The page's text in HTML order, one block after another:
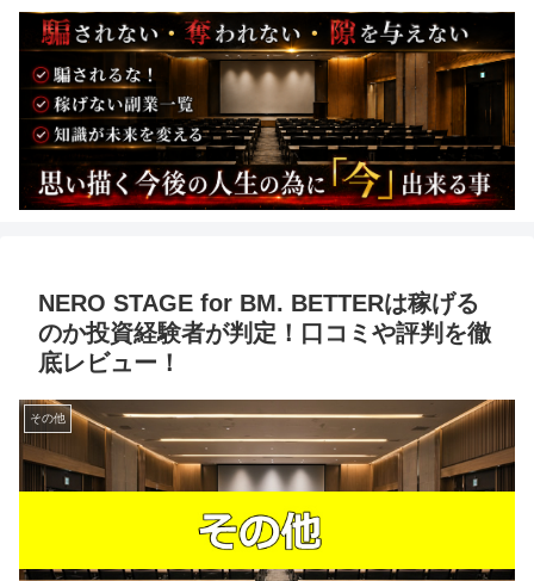
NERO STAGE for BM. BETTERは稼げる
のか投資経験者が判定！口コミや評判を徹
底レビュー！
その他